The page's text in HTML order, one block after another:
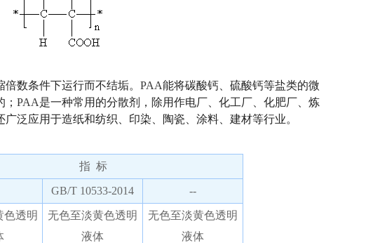
数条件下运行而不结垢。 PAA能将碳酸钙、硫酸钙等盐类的微
PAA是一种常用的分散剂，除用作电厂、化工厂、化肥厂、炼
泛应用于造纸和纺织、印染、陶瓷、涂料、建材等行业。
指 标
GB/T 10533-2014 --
色透明
无色至淡黄色透明
液体
无色至淡黄色透明
液体